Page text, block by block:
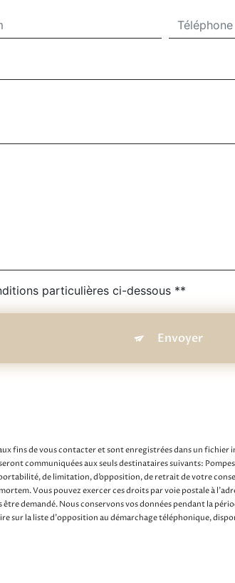
particulières ci-dessous **
Envoyer
fins de vous contacter et sont enregistrées dans un
communiquées aux seuls destinataires suivants:
de limitation, d’opposition, de retrait de votre
Vous pouvez exercer ces droits par voie postale à
demandé. Nous conservons vos données pendant la
sur la liste d'opposition au démarchage téléphonique,